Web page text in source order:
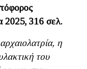
2025, 316 σελ.
η
του